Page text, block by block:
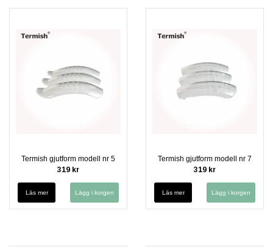
Termish gjutform modell nr 5
319 kr
Läs mer
Termish gjutform modell nr 7
319 kr
Läs mer